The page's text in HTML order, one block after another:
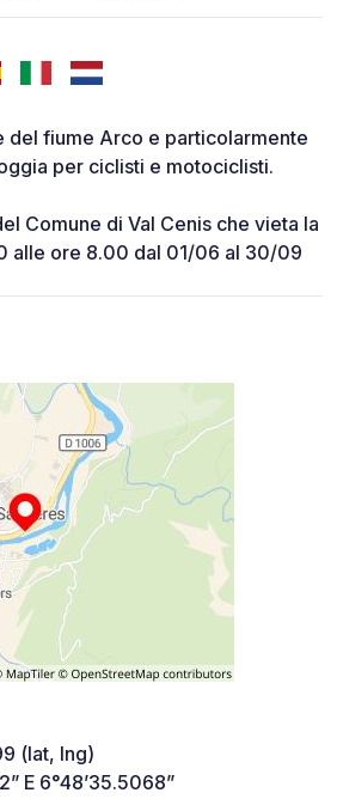
del fiume Arco e particolarmente
per ciclisti e motociclisti.
Comune di Val Cenis che vieta la
alle ore 8.00 dal 01/06 al 30/09
(lat, lng)
E 6°48’35.5068”